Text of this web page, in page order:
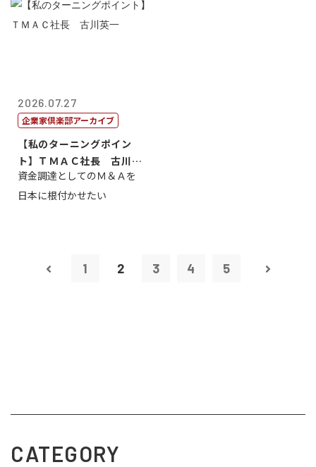
2026.07.27
企業家倶楽部アーカイブ
【私のターニングポイン
ト】ＴＭＡＣ社長 古川英
一
資金調達としてのＭ＆Ａを
日本に根付かせたい
1 2 3 4 5
CATEGORY